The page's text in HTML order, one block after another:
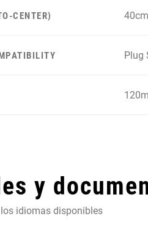
CENTER) 40cm
Plug
y
idiomas disponibles